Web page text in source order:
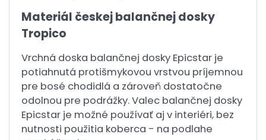
Materiál českej balančnej dosky
Tropico
Vrchná doska balančnej dosky Epicstar je
potiahnutá protišmykovou vrstvou príjemnou
pre bosé chodidlá a zároveň dostatočne
odolnou pre podrážky. Valec balančnej dosky
Epicstar je možné používať aj v interiéri, bez
nutnosti použitia koberca - na podlahe